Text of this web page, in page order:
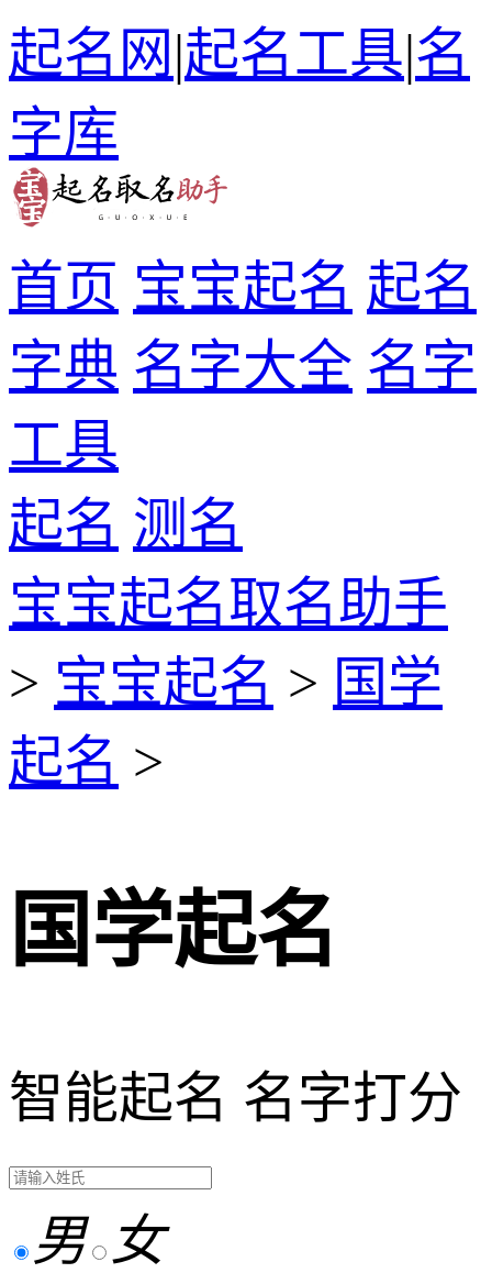
起名网|起名工具|名
字库
首页 宝宝起名 起名
字典 名字大全 名字
工具
起名 测名
宝宝起名取名助手
> 宝宝起名 > 国学
起名 >
国学起名
智能起名 名字打分
男 女